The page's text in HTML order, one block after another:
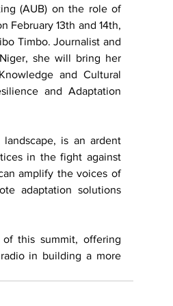
(AUB) on the role of
February 13th and 14th,
Timbo. Journalist and
she will bring her
and Cultural
and Adaptation
is an ardent
in the fight against
amplify the voices of
adaptation solutions
this summit, offering
in building a more